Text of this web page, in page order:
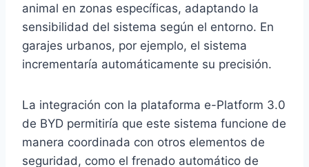
animal en zonas específicas, adaptando la
sensibilidad del sistema según el entorno. En
garajes urbanos, por ejemplo, el sistema
incrementaría automáticamente su precisión.
La integración con la plataforma e-Platform 3.0
de BYD permitiría que este sistema funcione de
manera coordinada con otros elementos de
seguridad, como el frenado automático de